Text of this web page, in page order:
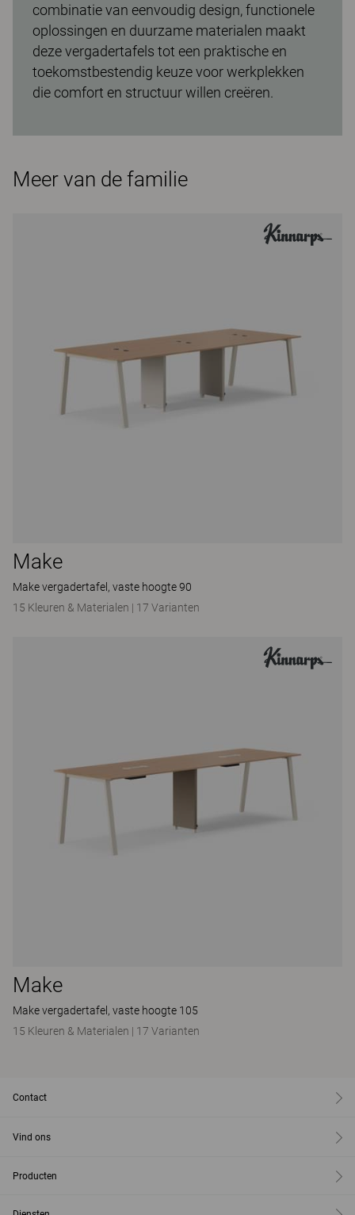
combinatie van eenvoudig design, functionele
oplossingen en duurzame materialen maakt
deze vergadertafels tot een praktische en
toekomstbestendig keuze voor werkplekken
die comfort en structuur willen creëren.
Meer van de familie
Make
Make vergadertafel, vaste hoogte 90
15 Kleuren & Materialen | 17 Varianten
Make
Make vergadertafel, vaste hoogte 105
15 Kleuren & Materialen | 17 Varianten
Contact
Vind ons
Producten